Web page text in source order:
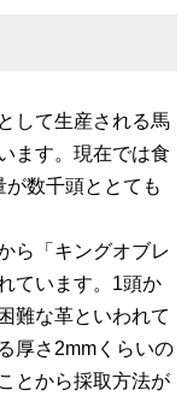
して生産される馬
ます。現在では食
数千頭ととても
ら「キングオブレ
ています。1頭か
難な革といわれて
厚さ2mmくらいの
とから採取方法が